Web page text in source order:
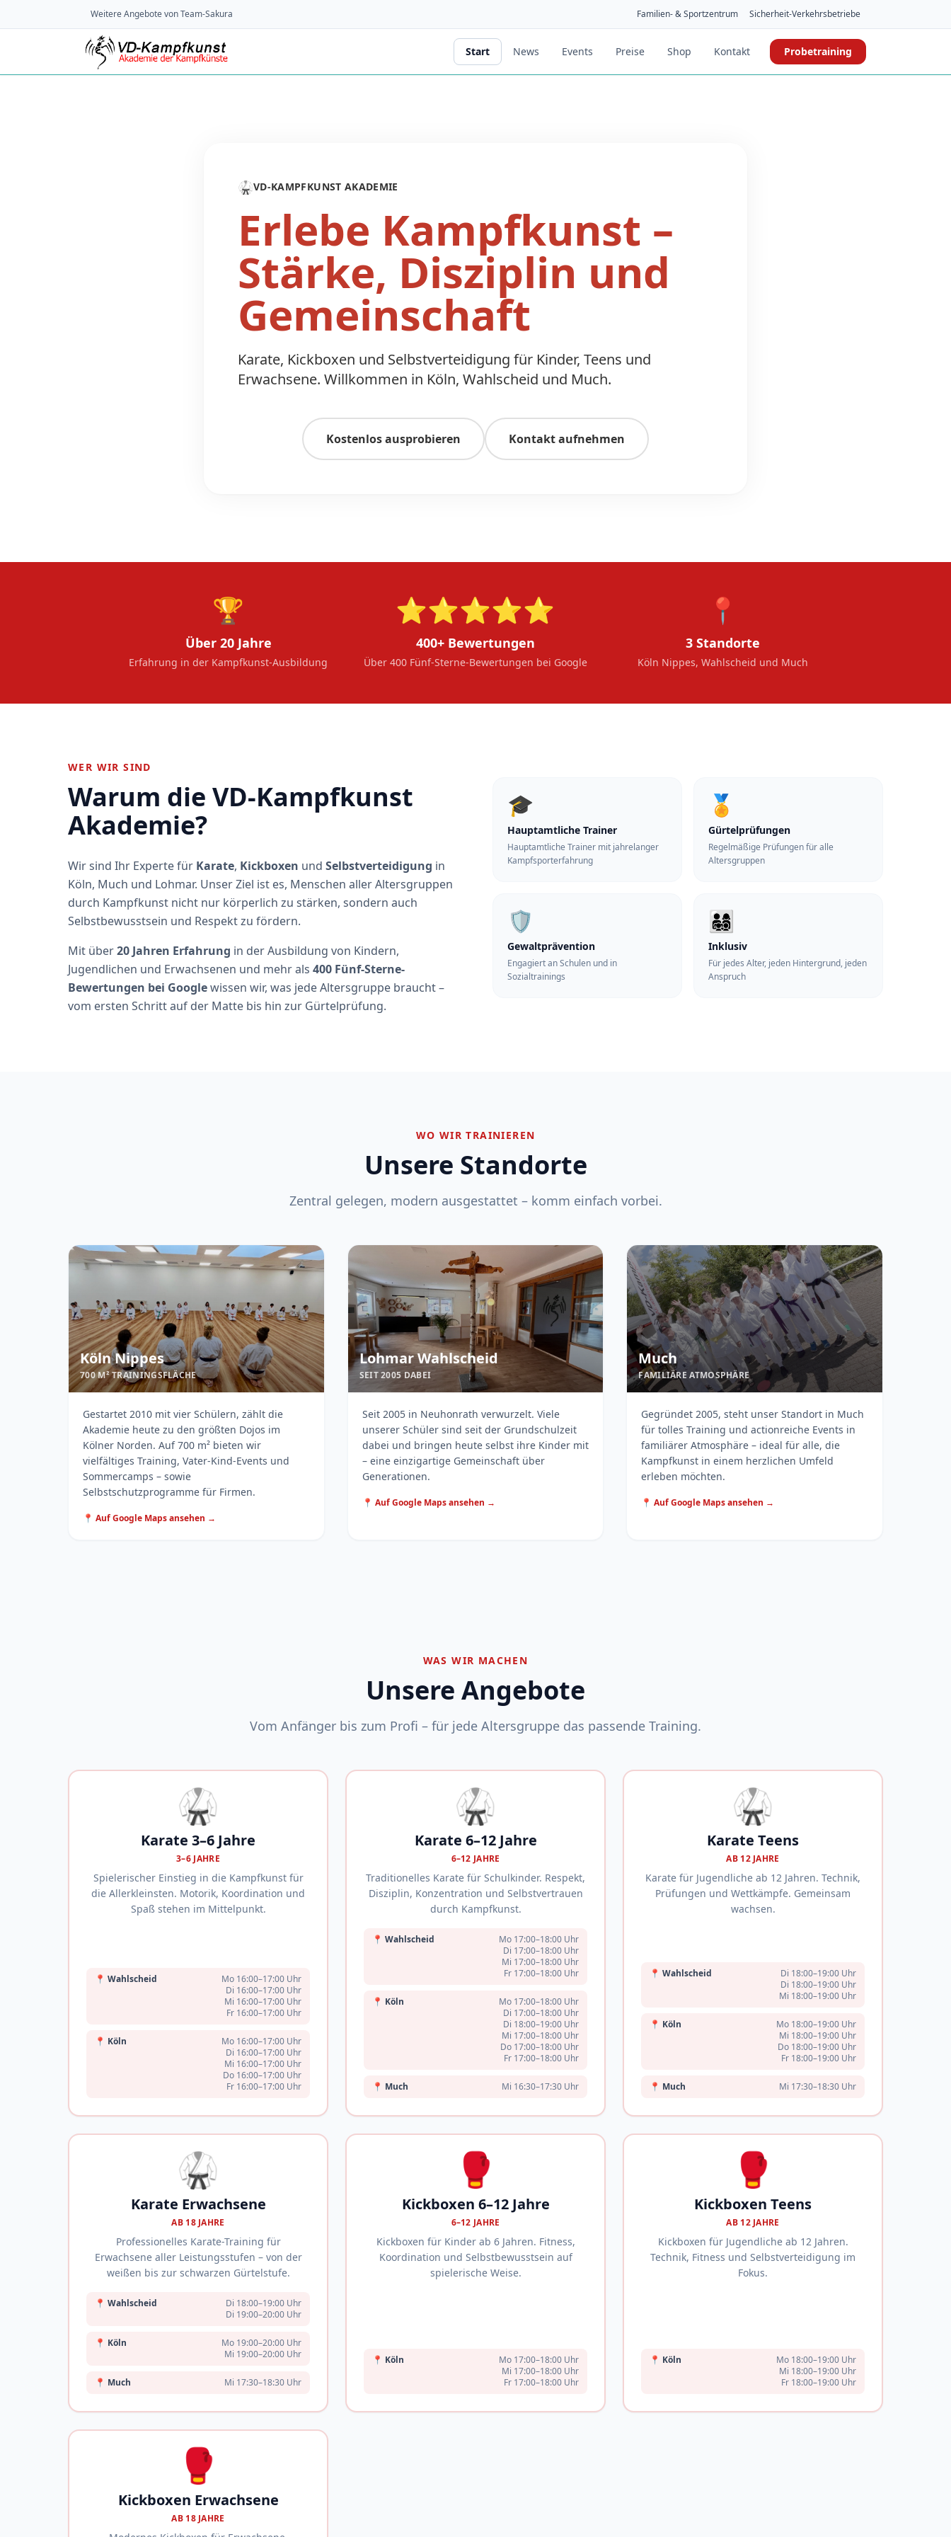
Weitere Angebote von Team-Sakura Familien- & Sportzentrum Sicherheit-Verkehrsbetriebe
Start News Events Preise Shop Kontakt Probetraining
🥋VD-KAMPFKUNST AKADEMIE
Erlebe Kampfkunst –
Stärke, Disziplin und
Gemeinschaft
Karate, Kickboxen und Selbstverteidigung für Kinder, Teens und
Erwachsene. Willkommen in Köln, Wahlscheid und Much.
Kostenlos ausprobieren Kontakt aufnehmen
🏆
Über 20 Jahre
Erfahrung in der Kampfkunst-Ausbildung
⭐⭐⭐⭐⭐
400+ Bewertungen
Über 400 Fünf-Sterne-Bewertungen bei Google
📍
3 Standorte
Köln Nippes, Wahlscheid und Much
WER WIR SIND
Warum die VD-Kampfkunst
Akademie?
Wir sind Ihr Experte für Karate, Kickboxen und Selbstverteidigung in
Köln, Much und Lohmar. Unser Ziel ist es, Menschen aller Altersgruppen
durch Kampfkunst nicht nur körperlich zu stärken, sondern auch
Selbstbewusstsein und Respekt zu fördern.
Mit über20 Jahren Erfahrung in der Ausbildung von Kindern,
Jugendlichen und Erwachsenen und mehr als 400 Fünf-Sterne-
Bewertungen bei Googlewissen wir, was jede Altersgruppe braucht –
vom ersten Schritt auf der Matte bis hin zur Gürtelprüfung.
🎓
Hauptamtliche Trainer
Hauptamtliche Trainer mit jahrelanger
Kampfsporterfahrung
🏅
Gürtelprüfungen
Regelmäßige Prüfungen für alle
Altersgruppen
🛡️
Gewaltprävention
Engagiert an Schulen und in
Sozialtrainings
👨‍👩‍👧‍👦
Inklusiv
Für jedes Alter, jeden Hintergrund, jeden
Anspruch
WO WIR TRAINIEREN
Unsere Standorte
Zentral gelegen, modern ausgestattet – komm einfach vorbei.
Köln Nippes
700 M² TRAININGSFLÄCHE
Gestartet 2010 mit vier Schülern, zählt die
Akademie heute zu den größten Dojos im
Kölner Norden. Auf 700 m² bieten wir
vielfältiges Training, Vater-Kind-Events und
Sommercamps – sowie
Selbstschutzprogramme für Firmen.
📍 Auf Google Maps ansehen →
Lohmar Wahlscheid
SEIT 2005 DABEI
Seit 2005 in Neuhonrath verwurzelt. Viele
unserer Schüler sind seit der Grundschulzeit
dabei und bringen heute selbst ihre Kinder mit
– eine einzigartige Gemeinschaft über
Generationen.
📍 Auf Google Maps ansehen →
Much
FAMILIÄRE ATMOSPHÄRE
Gegründet 2005, steht unser Standort in Much
für tolles Training und actionreiche Events in
familiärer Atmosphäre – ideal für alle, die
Kampfkunst in einem herzlichen Umfeld
erleben möchten.
📍 Auf Google Maps ansehen →
WAS WIR MACHEN
Unsere Angebote
Vom Anfänger bis zum Profi – für jede Altersgruppe das passende Training.
🥋
Karate 3–6 Jahre
3–6 JAHRE
Spielerischer Einstieg in die Kampfkunst für
die Allerkleinsten. Motorik, Koordination und
Spaß stehen im Mittelpunkt.
📍 Wahlscheid
Mo 16:00–17:00 Uhr
Di 16:00–17:00 Uhr
Mi 16:00–17:00 Uhr
Fr 16:00–17:00 Uhr
📍 Köln
Mo 16:00–17:00 Uhr
Di 16:00–17:00 Uhr
Mi 16:00–17:00 Uhr
Do 16:00–17:00 Uhr
Fr 16:00–17:00 Uhr
🥋
Karate 6–12 Jahre
6–12 JAHRE
Traditionelles Karate für Schulkinder. Respekt,
Disziplin, Konzentration und Selbstvertrauen
durch Kampfkunst.
📍 Wahlscheid
Mo 17:00–18:00 Uhr
Di 17:00–18:00 Uhr
Mi 17:00–18:00 Uhr
Fr 17:00–18:00 Uhr
📍 Köln
Mo 17:00–18:00 Uhr
Di 17:00–18:00 Uhr
Di 18:00–19:00 Uhr
Mi 17:00–18:00 Uhr
Do 17:00–18:00 Uhr
Fr 17:00–18:00 Uhr
📍 Much Mi 16:30–17:30 Uhr
🥋
Karate Teens
AB 12 JAHRE
Karate für Jugendliche ab 12 Jahren. Technik,
Prüfungen und Wettkämpfe. Gemeinsam
wachsen.
📍 Wahlscheid
Di 18:00–19:00 Uhr
Di 18:00–19:00 Uhr
Mi 18:00–19:00 Uhr
📍 Köln
Mo 18:00–19:00 Uhr
Mi 18:00–19:00 Uhr
Do 18:00–19:00 Uhr
Fr 18:00–19:00 Uhr
📍 Much Mi 17:30–18:30 Uhr
🥋
Karate Erwachsene
AB 18 JAHRE
Professionelles Karate-Training für
Erwachsene aller Leistungsstufen – von der
weißen bis zur schwarzen Gürtelstufe.
📍 Wahlscheid
Di 18:00–19:00 Uhr
Di 19:00–20:00 Uhr
📍 Köln
Mo 19:00–20:00 Uhr
Mi 19:00–20:00 Uhr
📍 Much Mi 17:30–18:30 Uhr
🥊
Kickboxen 6–12 Jahre
6–12 JAHRE
Kickboxen für Kinder ab 6 Jahren. Fitness,
Koordination und Selbstbewusstsein auf
spielerische Weise.
📍 Köln
Mo 17:00–18:00 Uhr
Mi 17:00–18:00 Uhr
Fr 17:00–18:00 Uhr
🥊
Kickboxen Teens
AB 12 JAHRE
Kickboxen für Jugendliche ab 12 Jahren.
Technik, Fitness und Selbstverteidigung im
Fokus.
📍 Köln
Mo 18:00–19:00 Uhr
Mi 18:00–19:00 Uhr
Fr 18:00–19:00 Uhr
🥊
Kickboxen Erwachsene
AB 18 JAHRE